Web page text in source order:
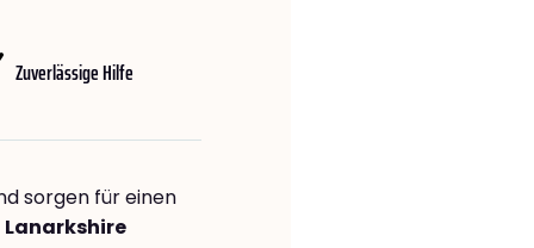
Zuverlässige Hilfe
sorgen für einen